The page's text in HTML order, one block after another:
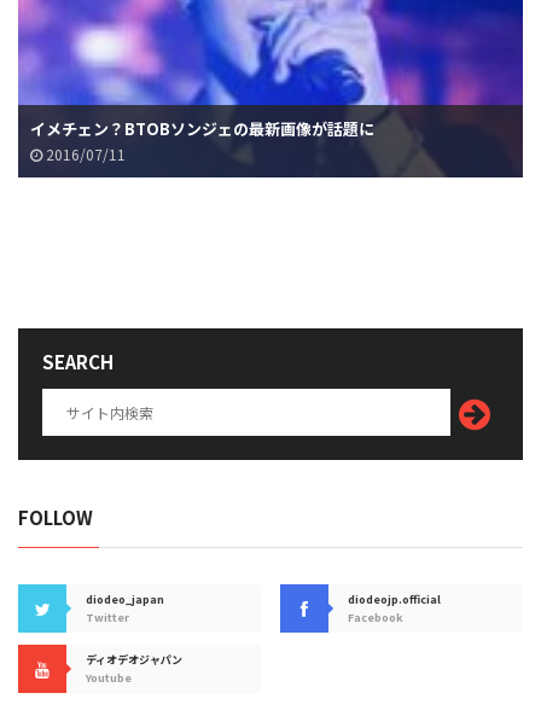
イメチェン？BTOBソンジェの最新画像が話題に
2016/07/11
SEARCH
FOLLOW
diodeo_japan
Twitter
diodeojp.official
Facebook
ディオデオジャパン
Youtube